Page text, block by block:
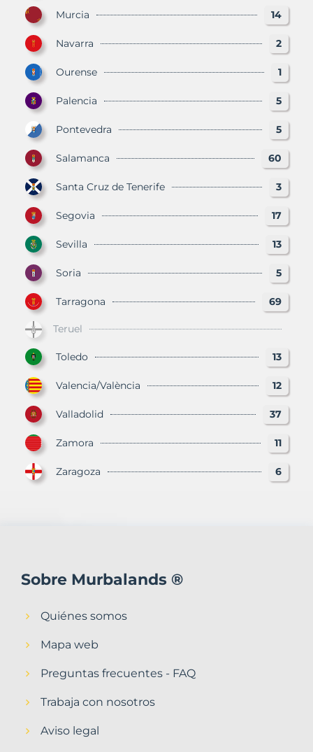
Murcia 14
Navarra 2
Ourense 1
Palencia 5
Pontevedra 5
Salamanca 60
Santa Cruz de Tenerife 3
Segovia 17
Sevilla 13
Soria 5
Tarragona 69
Teruel
Toledo 13
Valencia/València 12
Valladolid 37
Zamora 11
Zaragoza 6
Sobre Murbalands ®
Quiénes somos
Mapa web
Preguntas frecuentes - FAQ
Trabaja con nosotros
Aviso legal